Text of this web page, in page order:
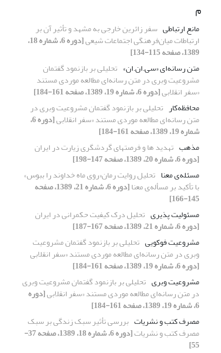
م
مانع ارتباطی سفر زائرین خارجی به مشهد و تأثیر آن بر
ارتباطات میان‌فرهنگی اجتماعات شیعی
[دوره 6، شماره 18،
1389، صفحه 115-134]
متن رسانه‌ای «سی.ان.ان» تحلیلی بر بازنمود گفتمان
مشروعیت وبری در متن رسانه‌ای مطالعه موردی مستند
«سفر انقلابی[دوره 6، شماره 19، 1389، صفحه 161-184]
محافظه‌کار تحلیلی بر بازنمود گفتمان مشروعیت وبری در
متن رسانه‌ای مطالعه موردی مستند «سفر انقلابی
[دوره 6،
شماره 19، 1389، صفحه 161-184]
مذهب تهدید ها و فرصتهای گردشگری زیارت در ایران
[دوره 6، شماره 20، 1389، صفحه 147-198]
مسئله‌ی معنا تحلیل روایت رمان«روی ماه خداوند را ببوس»
با تأکید بر مسأله‌ی معنا
[دوره 6، شماره 21، 1389، صفحه
145-166]
مسئولیت پذیری تحلیل درک کیفیت حکمرانی در ایران
[دوره 6، شماره 21، 1389، صفحه 167-187]
مشروعیت فوکویی تحلیلی بر بازنمود گفتمان مشروعیت
وبری در متن رسانه‌ای مطالعه موردی مستند «سفر انقلابی
[دوره 6، شماره 19، 1389، صفحه 161-184]
مشروعیت وبری تحلیلی بر بازنمود گفتمان مشروعیت وبری
در متن رسانه‌ای مطالعه موردی مستند «سفر انقلابی[دوره
6، شماره 19، 1389، صفحه 161-184]
مصرف کتب و نشریات بررسی تأثیر سبک زندگی بر سبک
مصرف کتب و نشریات
[دوره 6، شماره 18، 1389، صفحه 37-
55]